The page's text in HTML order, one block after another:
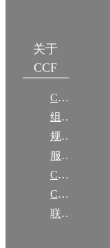
关于
CCF
CCF简介
组织机构
规章
服务项目
CCF大事记
CCF创建60周年
联系我们